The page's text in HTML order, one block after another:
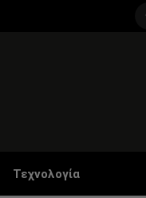
Τεχνολογία